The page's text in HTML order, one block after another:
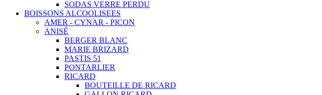
SODAS VERRE PERDU
BOISSONS ALCOOLISEES
AMER - CYNAR - PICON
ANISÉ
BERGER BLANC
MARIE BRIZARD
PASTIS 51
PONTARLIER
RICARD
BOUTEILLE DE RICARD